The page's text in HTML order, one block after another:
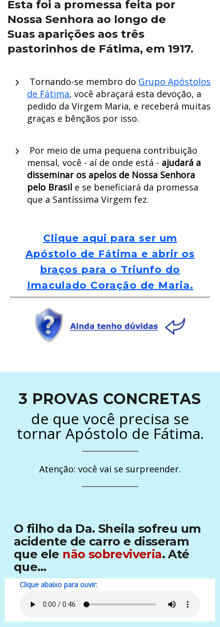
Esta foi a promessa feita por
Nossa Senhora ao longo de
Suas aparições aos três
pastorinhos de Fátima, em 1917.
Tornando-se membro do Grupo Apóstolos
de Fátima, você abraçará esta devoção, a
pedido da Virgem Maria, e receberá muitas
graças e bênçãos por isso.
Por meio de uma pequena contribuição
mensal, você - aí de onde está - ajudará a
disseminar os apelos de Nossa Senhora
pelo Brasil e se beneficiará da promessa
que a Santíssima Virgem fez.
Clique aqui para ser um
Apóstolo de Fátima e abrir os
braços para o Triunfo do
Imaculado Coração de Maria.
3 PROVAS CONCRETAS
de que você precisa se
tornar Apóstolo de Fátima.
Atenção: você vai se surpreender.
O filho da Da. Sheila sofreu um
acidente de carro e disseram
que ele não sobreviveria. Até
que…
Clique abaixo para ouvir: